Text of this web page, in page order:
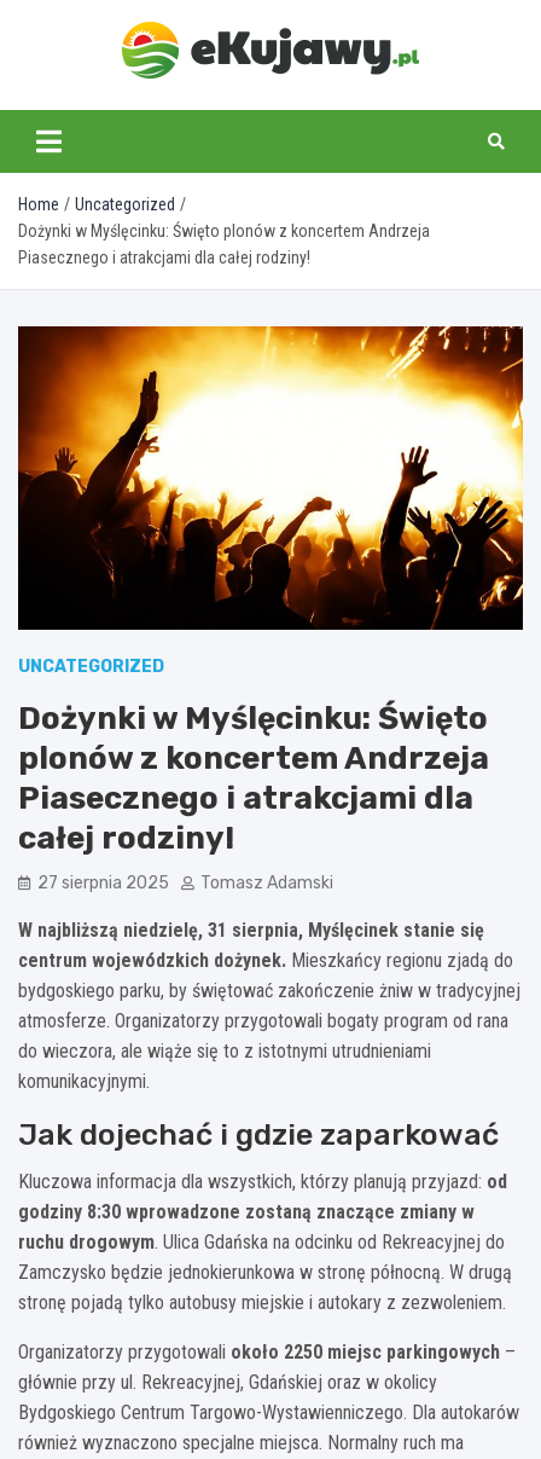
ekujawy.pl
Home
Uncategorized
Dożynki w Myślęcinku: Święto plonów z koncertem Andrzeja
Piasecznego i atrakcjami dla całej rodziny!
UNCATEGORIZED
Dożynki w Myślęcinku: Święto
plonów z koncertem Andrzeja
Piasecznego i atrakcjami dla
całej rodziny!
27 sierpnia 2025 Tomasz Adamski
W najbliższą niedzielę, 31 sierpnia, Myślęcinek stanie się
centrum wojewódzkich dożynek. Mieszkańcy regionu zjadą do
bydgoskiego parku, by świętować zakończenie żniw w tradycyjnej
atmosferze. Organizatorzy przygotowali bogaty program od rana
do wieczora, ale wiąże się to z istotnymi utrudnieniami
komunikacyjnymi.
Jak dojechać i gdzie zaparkować
Kluczowa informacja dla wszystkich, którzy planują przyjazd: od
godziny 8:30 wprowadzone zostaną znaczące zmiany w
ruchu drogowym. Ulica Gdańska na odcinku od Rekreacyjnej do
Zamczysko będzie jednokierunkowa w stronę północną. W drugą
stronę pojadą tylko autobusy miejskie i autokary z zezwoleniem.
Organizatorzy przygotowali około 2250 miejsc parkingowych –
głównie przy ul. Rekreacyjnej, Gdańskiej oraz w okolicy
Bydgoskiego Centrum Targowo-Wystawienniczego. Dla autokarów
również wyznaczono specjalne miejsca. Normalny ruch ma